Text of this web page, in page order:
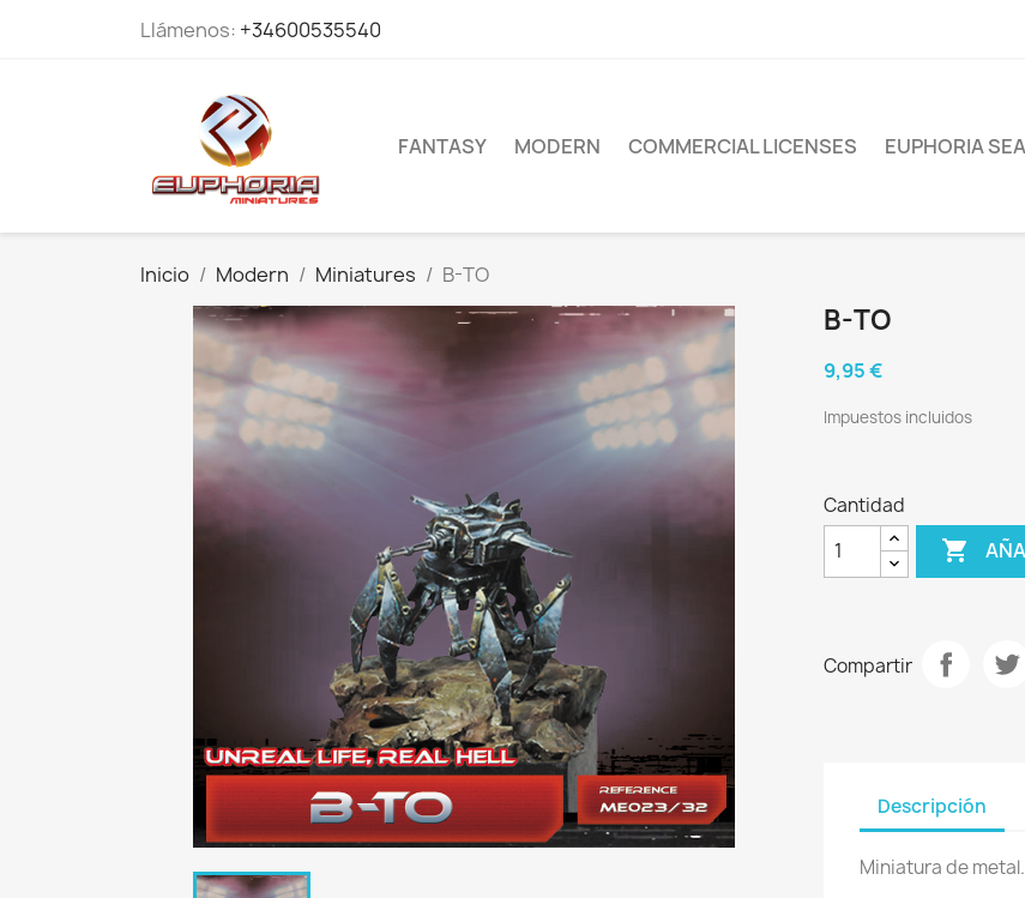
Llámenos: +34600535540
FANTASY MODERN COMMERCIAL LICENSES EUPHORIA
Inicio Modern Miniatures B-TO
B-TO
9,95 €
Impuestos incluidos
Cantidad

Compartir
Descripción
Miniatura de metal.